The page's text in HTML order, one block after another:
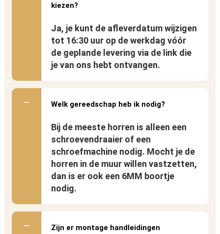
kiezen?
Ja, je kunt de afleverdatum wijzigen
tot 16:30 uur op de werkdag vóór
de geplande levering via de link die
je van ons hebt ontvangen.
Welk gereedschap heb ik nodig?
Bij de meeste horren is alleen een
schroevendraaier of een
schroefmachine nodig. Mocht je de
horren in de muur willen vastzetten,
dan is er ook een 6MM boortje
nodig.
Zijn er montage handleidingen